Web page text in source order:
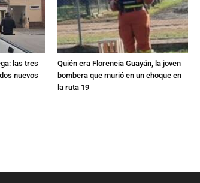
las tres
nuevos
Quién era Florencia Guayán, la joven
bombera que murió en un choque en
la ruta 19